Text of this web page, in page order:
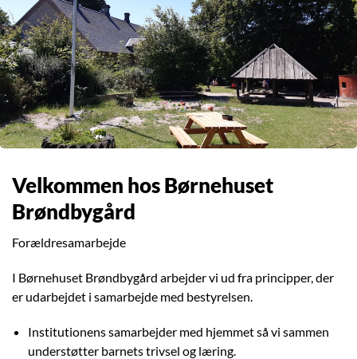
Velkommen hos Børnehuset
Brøndbygård
Forældresamarbejde
I Børnehuset Brøndbygård arbejder vi ud fra principper, der
er udarbejdet i samarbejde med bestyrelsen.
Institutionens samarbejder med hjemmet så vi sammen
understøtter barnets trivsel og læring.